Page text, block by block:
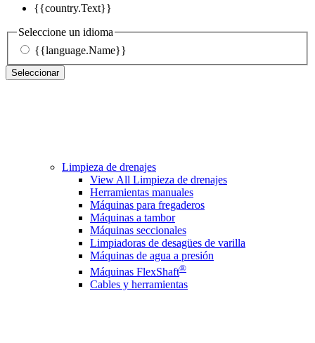
{{country.Text}}
Seleccione un idioma
{{language.Name}}
Seleccionar
Limpieza de drenajes
View All Limpieza de drenajes
Herramientas manuales
Máquinas para fregaderos
Máquinas a tambor
Máquinas seccionales
Limpiadoras de desagües de varilla
Máquinas de agua a presión
Máquinas FlexShaft®
Cables y herramientas